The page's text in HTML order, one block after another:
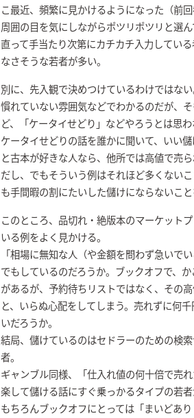
こ最近、頻繁に見かけるようになった（前回
周囲の目を気にしながらポツリポツリと選
直って手当たり次第にカチカチ入力してい
なさそうな若者が多い。
別に、先入観で決めつけているわけではな
慣れていない雰囲気などでわかるのだが、
ど、「ケータイせどり」などやろうとは思わ
ケータイせどりの話を誰かに聞いて、いい
と古本が好きな人なら、他所では高値で売
だし、でもそういう例はそれほど多くない
も手間暇の割にたいした儲けにならないこと
このところ、品切れ・絶版本のマーケット
いる例をよく見かける。
「相場に無知な人（や金額を問わず急いで
でもしているのだろうか。ブックオフで、
があるが、予約待ちリストではなく、その
と、いらぬ心配をしてしまう。売れずに何
いだろうか。
結局、儲けているのはセドラーのための検
者。
ギャンブル同様、「仕入れ値の何十倍で売
楽して儲ける話にすぐ乗っかるタイプの若
もちろんブックオフにとっては「まいどあり